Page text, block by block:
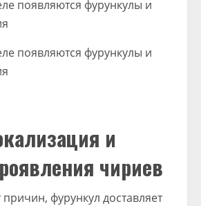
и
чириев
фурункул доставляет